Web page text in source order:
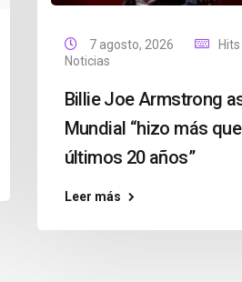
7 agosto, 2026
Hits
Noticias
Billie Joe Armstrong
Mundial “hizo más
últimos 20 años”
Leer más